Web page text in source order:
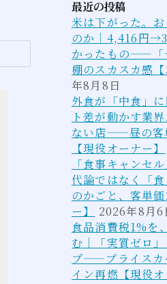
ゴ
リ
ー
最近の投稿
米は下がった。
のか｜4,416円
かったもの——「
棚のスカスカ感【
年8月8日
外食が「中食」
ト差が動かす業
ない店——昼の客
【現役オーナー】
「食事キャンセ
代論ではなく「
のかごと、客単
ー】
2026年8月6
食品消費税1%を
む｜「実質ゼロ
プ——プライスカ
イン再燃【現役オ